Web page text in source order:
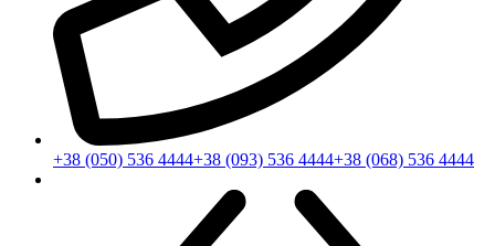
+38 (050) 536 4444+38 (093) 536 4444+38 (068) 536 4444